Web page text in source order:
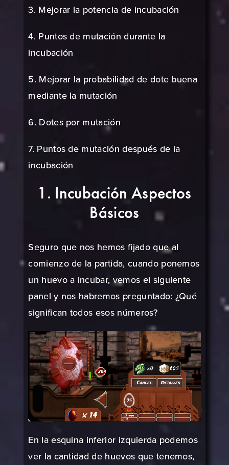
3. Mejorar la potencia de incubación
4. Puntos de mutación durante la
incubación
5. Mejorar la probabilidad de dote buena
mediante la mutación
6. Dotes por mutación
7. Puntos de mutación después de la
incubación
1. Incubación Aspectos
Básicos
Seguro que nos hemos fijado que al
comienzo de la partida, cuando ponemos
un huevo a incubar, vemos el siguiente
panel y nos habremos preguntado: ¿Qué
significan todos esos números?
En la esquina inferior izquierda podemos
ver la cantidad de huevos que tenemos,